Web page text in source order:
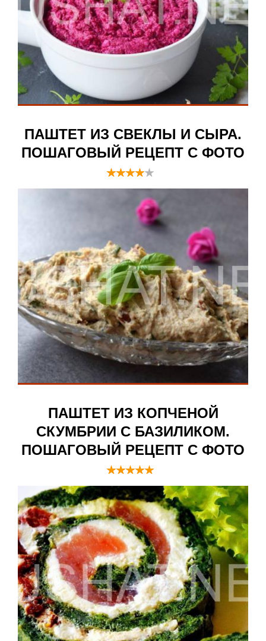
ПАШТЕТ ИЗ СВЕКЛЫ И СЫРА.
ПОШАГОВЫЙ РЕЦЕПТ С ФОТО
ПАШТЕТ ИЗ КОПЧЕНОЙ
СКУМБРИИ С БАЗИЛИКОМ.
ПОШАГОВЫЙ РЕЦЕПТ С ФОТО